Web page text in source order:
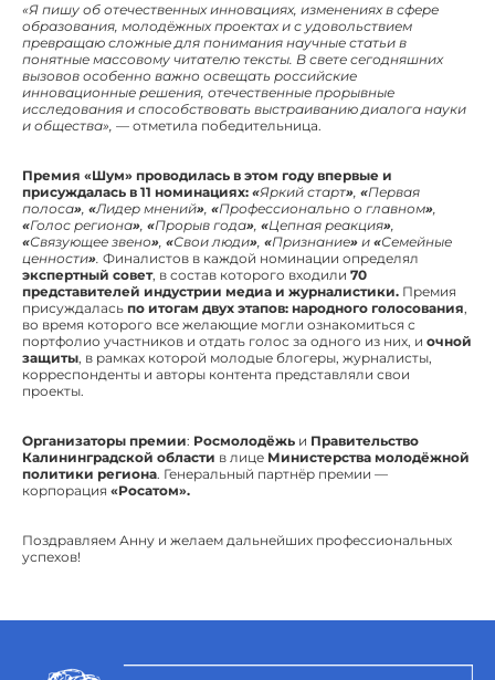
«Я пишу об отечественных инновациях, изменениях в сфере
образования, молодёжных проектах и с удовольствием
превращаю сложные для понимания научные статьи в
понятные массовому читателю тексты. В свете сегодняшних
вызовов особенно важно освещать российские
инновационные решения, отечественные прорывные
исследования и способствовать выстраиванию диалога науки
и общества», — отметила победительница.
Премия «Шум» проводилась в этом году впервые и
присуждалась в 11 номинациях: «Яркий старт», «Первая
полоса», «Лидер мнений», «Профессионально о главном»,
«Голос региона», «Прорыв года», «Цепная реакция»,
«Связующее звено», «Свои люди», «Признание» и «Семейные
ценности». Финалистов в каждой номинации определял
экспертный совет, в состав которого входили 70
представителей индустрии медиа и журналистики. Премия
присуждалась по итогам двух этапов: народного голосования,
во время которого все желающие могли ознакомиться с
портфолио участников и отдать голос за одного из них, и очной
защиты, в рамках которой молодые блогеры, журналисты,
корреспонденты и авторы контента представляли свои
проекты.
Организаторы премии: Росмолодёжь и Правительство
Калининградской области в лице Министерства молодёжной
политики региона. Генеральный партнёр премии —
корпорация «Росатом».
Поздравляем Анну и желаем дальнейших профессиональных
успехов!